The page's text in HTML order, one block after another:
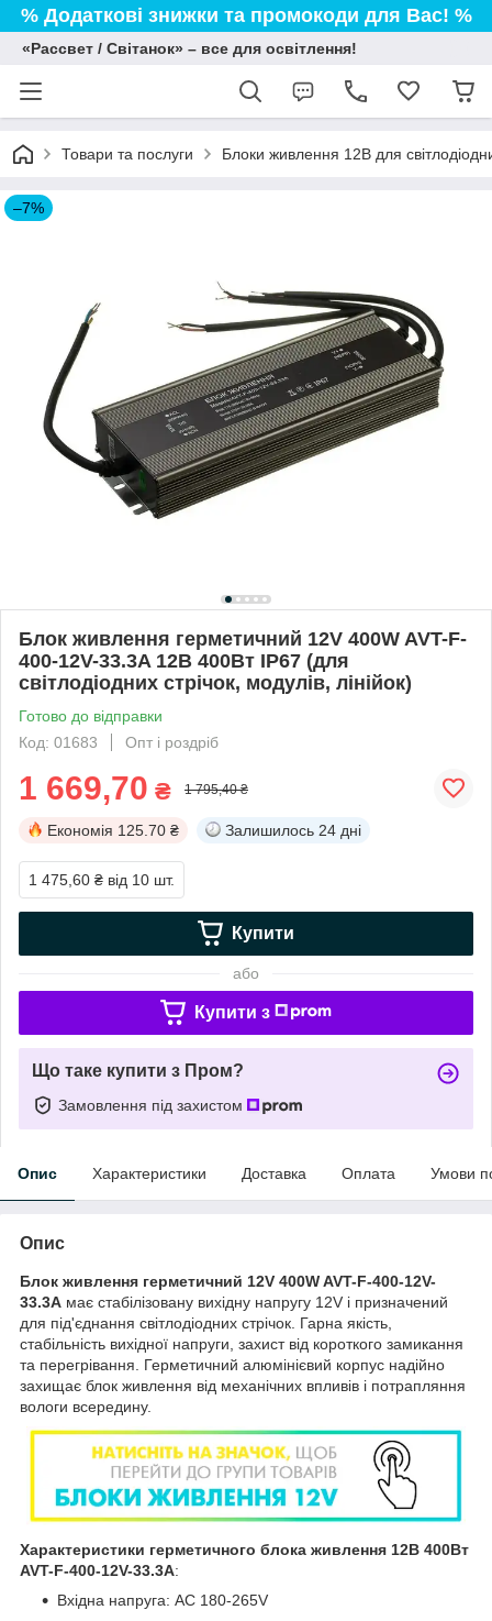
% Додаткові знижки та промокоди для Вас! %
«Рассвет / Світанок» – все для освітлення!
Товари та послуги Блоки живлення 12В для
–7%
Блок живлення герметичний 12V 400W AVT-F-
400-12V-33.3A 12В 400Вт IP67 (для
світлодіодних стрічок, модулів, лінійок)
Готово до відправки
Код: 01683
Опт і роздріб
1 669,70 ₴ 1 795,40 ₴
Економія 125.70 ₴ Залишилось 24 дні
1 475,60 ₴ від 10 шт.
Купити
або
Купити з
Що таке купити з Пром?
Замовлення під захистом
Опис Характеристики Доставка Оплата Умови
Опис
Блок живлення герметичний 12V 400W AVT-F-400-12V-
33.3A має стабілізовану вихідну напругу 12V і призначений
для під'єднання світлодіодних стрічок. Гарна якість,
стабільність вихідної напруги, захист від короткого замикання
та перегрівання. Герметичний алюмінієвий корпус надійно
захищає блок живлення від механічних впливів і потрапляння
вологи всередину.
Характеристики герметичного блока живлення 12В 400Вт
AVT-F-400-12V-33.3A:
Вхідна напруга: AC 180-265V